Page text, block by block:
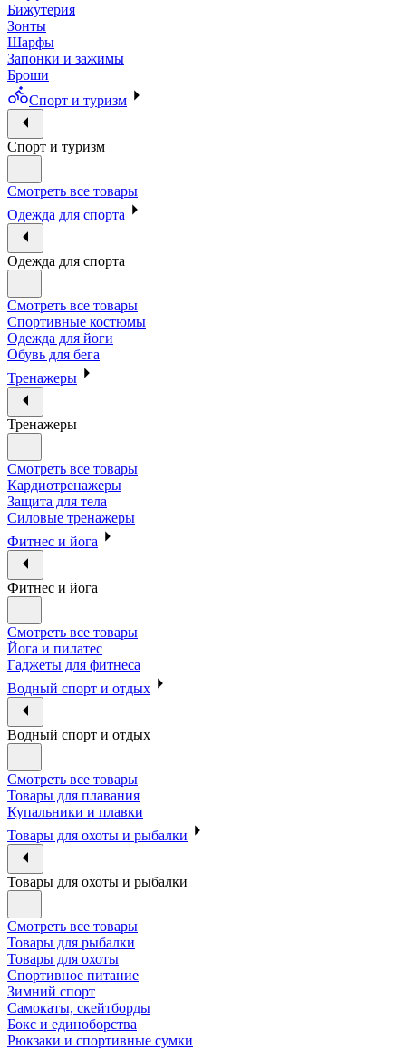
Бижутерия
Зонты
Шарфы
Запонки и зажимы
Броши
Спорт и туризм
Спорт и туризм
Смотреть все товары
Одежда для спорта
Одежда для спорта
Смотреть все товары
Спортивные костюмы
Одежда для йоги
Обувь для бега
Тренажеры
Тренажеры
Смотреть все товары
Кардиотренажеры
Защита для тела
Силовые тренажеры
Фитнес и йога
Фитнес и йога
Смотреть все товары
Йога и пилатес
Гаджеты для фитнеса
Водный спорт и отдых
Водный спорт и отдых
Смотреть все товары
Товары для плавания
Купальники и плавки
Товары для охоты и рыбалки
Товары для охоты и рыбалки
Смотреть все товары
Товары для рыбалки
Товары для охоты
Спортивное питание
Зимний спорт
Самокаты, скейтборды
Бокс и единоборства
Рюкзаки и спортивные сумки